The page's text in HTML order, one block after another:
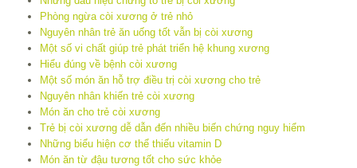
Phòng ngừa còi xương ở trẻ nhỏ
Nguyên nhân trẻ ăn uống tốt vẫn bị còi xương
Một số vi chất giúp trẻ phát triển hệ khung xương
Hiểu đúng về bệnh còi xương
Một số món ăn hỗ trợ điều trị còi xương cho trẻ
Nguyên nhân khiến trẻ còi xương
Món ăn cho trẻ còi xương
Trẻ bị còi xương dễ dẫn đến nhiều biến chứng nguy hiểm
Những biểu hiện cơ thể thiếu vitamin D
Món ăn từ đậu tương tốt cho sức khỏe